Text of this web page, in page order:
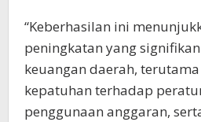
“Keberhasilan ini
peningkatan yang
keuangan daerah,
kepatuhan terhadap
penggunaan anggaran,